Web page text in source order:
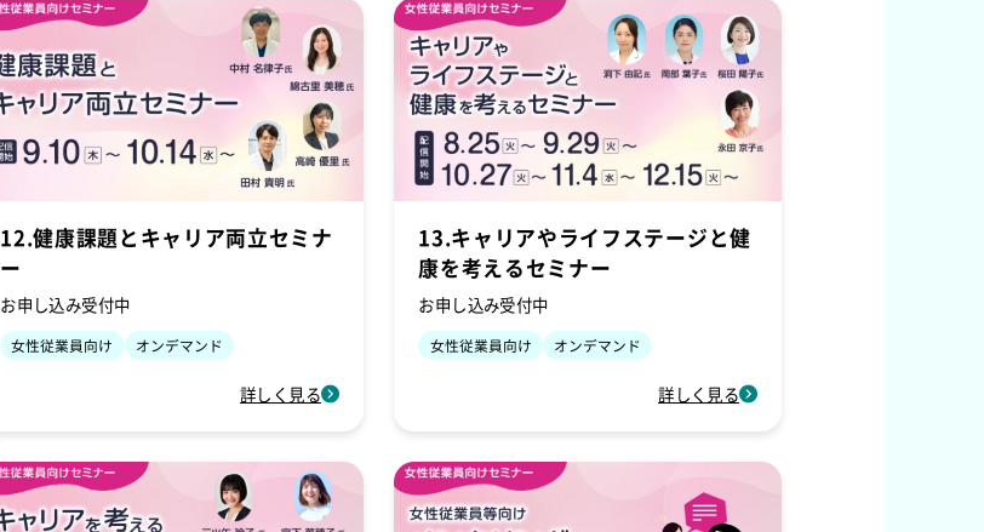
12.健康課題とキャリア両立セミナ
ー
お申し込み受付中
女性従業員向け オンデマンド
詳しく見る
13.キャリアやライフステージと健
康を考えるセミナー
お申し込み受付中
女性従業員向け オンデマンド
詳しく見る